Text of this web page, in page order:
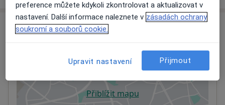
Adresa
Písečná 5285, Chomutov, Jirkov 430 05
Přiblížit mapuse otevře v nové záložce
preference můžete kdykoli zkontrolovat a aktualizovat v
nastavení. Další informace naleznete v zásadách ochrany
soukromí a souborů cookie.
Upravit nastavení Přijmout